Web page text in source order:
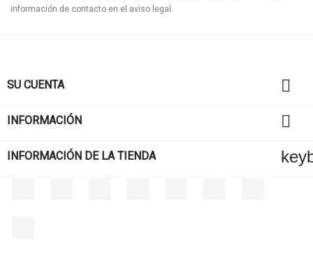
información de contacto en el aviso legal.
SU CUENTA 
INFORMACIÓN 
INFORMACIÓN DE LA TIENDA